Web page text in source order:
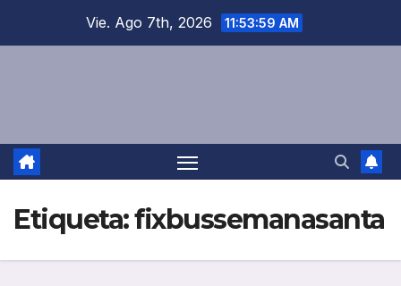
Vie. Ago 7th, 2026 11:54:00 AM
Etiqueta:fixbussemanasanta